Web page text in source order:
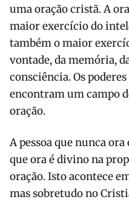
uma oração cristã. A
maior exercício do
também o maior
vontade, da memória,
consciência. Os
encontram um campo
oração.
A pessoa que nunca
que ora é divino na
oração. Isto acon­tece
mas sobretudo no